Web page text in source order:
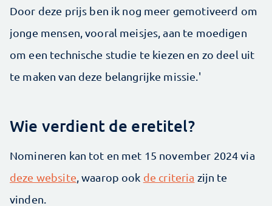
Door deze prijs ben ik nog meer gemotiveerd om
jonge mensen, vooral meisjes, aan te moedigen
om een technische studie te kiezen en zo deel uit
te maken van deze belangrijke missie.'
Wie verdient de eretitel?
Nomineren kan tot en met 15 november 2024 via
deze website , waarop ook de criteria zijn te
vinden.